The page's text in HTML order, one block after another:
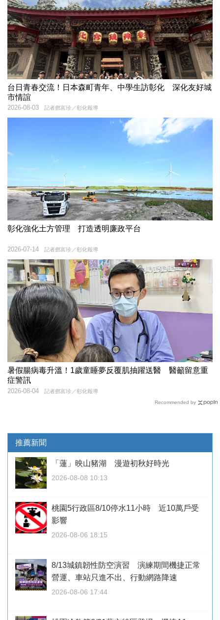
台日青春交流！日本森町青年、中學生訪彰化 深化友好城
市情誼
記者鄧富珍／彰化報導
2026-08-03
彰化強化土方管理 打造透明廉政平台
記者鄧富珍／彰化報導
2026-07-14
暑假腸病毒升溫！1歲童睡夢反覆肌抽躍送醫 醫籲留意重
症警訊
記者鄧富珍／彰化報導
2026-08-04
Recommended by
推薦新聞
「蓮」映山豬湖 漫遊初秋好時光
2026-08-08 10:13
桃園5行政區8/10停水11小時 近10萬戶受
影響
2026-08-06 18:15
8/13城鎮韌性防空演習 演練期間機捷正常
營運、車站只進不出、行動網路降速
2026-08-06 17:44